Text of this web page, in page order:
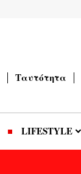
Ταυτότητα
LIFESTYLE